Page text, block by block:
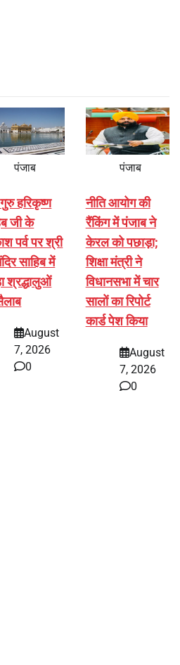
पंजाब
हरिकृष्ण
जी के
पर्व पर श्री
साहिब में
श्रद्धालुओं
August
7, 2026
0
पंजाब
नीति आयोग की
रैंकिंग में पंजाब ने
केरल को पछाड़ा;
शिक्षा मंत्री ने
विधानसभा में चार
सालों का रिपोर्ट
कार्ड पेश किया
August
7, 2026
0